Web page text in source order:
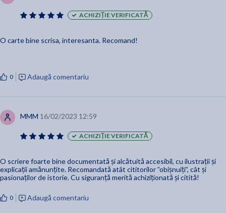
ACHIZIȚIE VERIFICATĂ
O carte bine scrisa, interesanta. Recomand!
0 Adaugă comentariu
MMM 16/02/2023 12:59
ACHIZIȚIE VERIFICATĂ
O scriere foarte bine documentată și alcătuită accesibil, cu ilustrații și
explicații amănunțite. Recomandată atât cititorilor ”obișnuiți”, cât și
pasionaților de istorie. Cu siguranță merită achiziționată și citită!
0 Adaugă comentariu